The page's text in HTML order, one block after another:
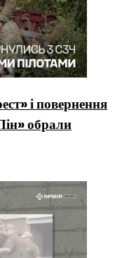
і повернення
обрали